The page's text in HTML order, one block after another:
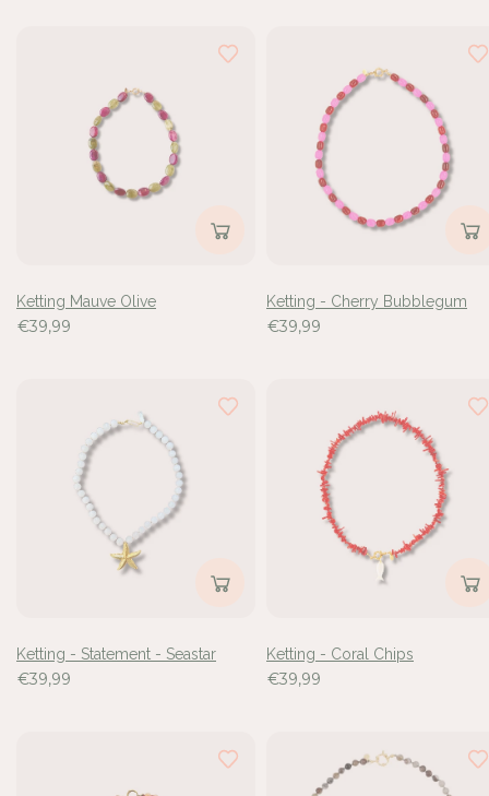
Ketting Mauve Olive
€39,99
Ketting - Cherry Bubblegum
€39,99
Ketting - Statement - Seastar
€39,99
Ketting - Coral Chips
€39,99